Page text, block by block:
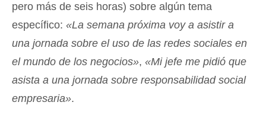
pero más de seis horas) sobre algún tema
específico: «La semana próxima voy a asistir a
una jornada sobre el uso de las redes sociales en
el mundo de los negocios», «Mi jefe me pidió que
asista a una jornada sobre responsabilidad social
empresaria».